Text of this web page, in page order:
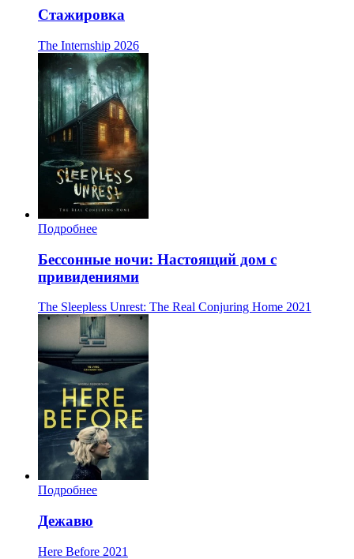
Стажировка
The Internship 2026
Подробнее
Бессонные ночи: Настоящий дом с
привидениями
The Sleepless Unrest: The Real Conjuring Home 2021
Подробнее
Дежавю
Here Before 2021